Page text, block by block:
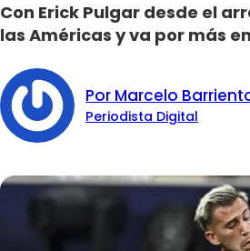
Con Erick Pulgar desde el
las Américas y va por más
Por Marcelo
Periodista Digital